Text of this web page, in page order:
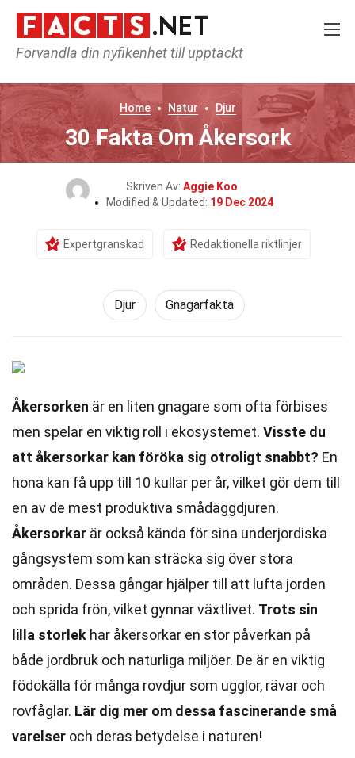
Förvandla din nyfikenhet till upptäckt
Home Natur Djur
30 Fakta Om Åkersork
Skriven Av: Aggie Koo
Modified & Updated: 19 Dec 2024
Expertgranskad Redaktionella riktlinjer
Djur Gnagarfakta
Åkersorken är en liten gnagare som ofta förbises
men spelar en viktig roll i ekosystemet. Visste du
att åkersorkar kan föröka sig otroligt snabbt? En
hona kan få upp till 10 kullar per år, vilket gör dem till
en av de mest produktiva smådäggdjuren.
Åkersorkar är också kända för sina underjordiska
gångsystem som kan sträcka sig över stora
områden. Dessa gångar hjälper till att lufta jorden
och sprida frön, vilket gynnar växtlivet. Trots sin
lilla storlek har åkersorkar en stor påverkan på
både jordbruk och naturliga miljöer. De är en viktig
födokälla för många rovdjur som ugglor, rävar och
rovfåglar. Lär dig mer om dessa fascinerande små
varelser och deras betydelse i naturen!